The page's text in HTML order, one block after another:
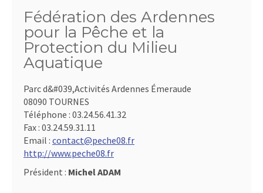
Fédération des Ardennes
pour la Pêche et la
Protection du Milieu
Aquatique
Parc d&#039,Activités Ardennes Émeraude
08090 TOURNES
Téléphone : 03.24.56.41.32
Fax : 03.24.59.31.11
Email : contact@peche08.fr
http://www.peche08.fr
Président : Michel ADAM